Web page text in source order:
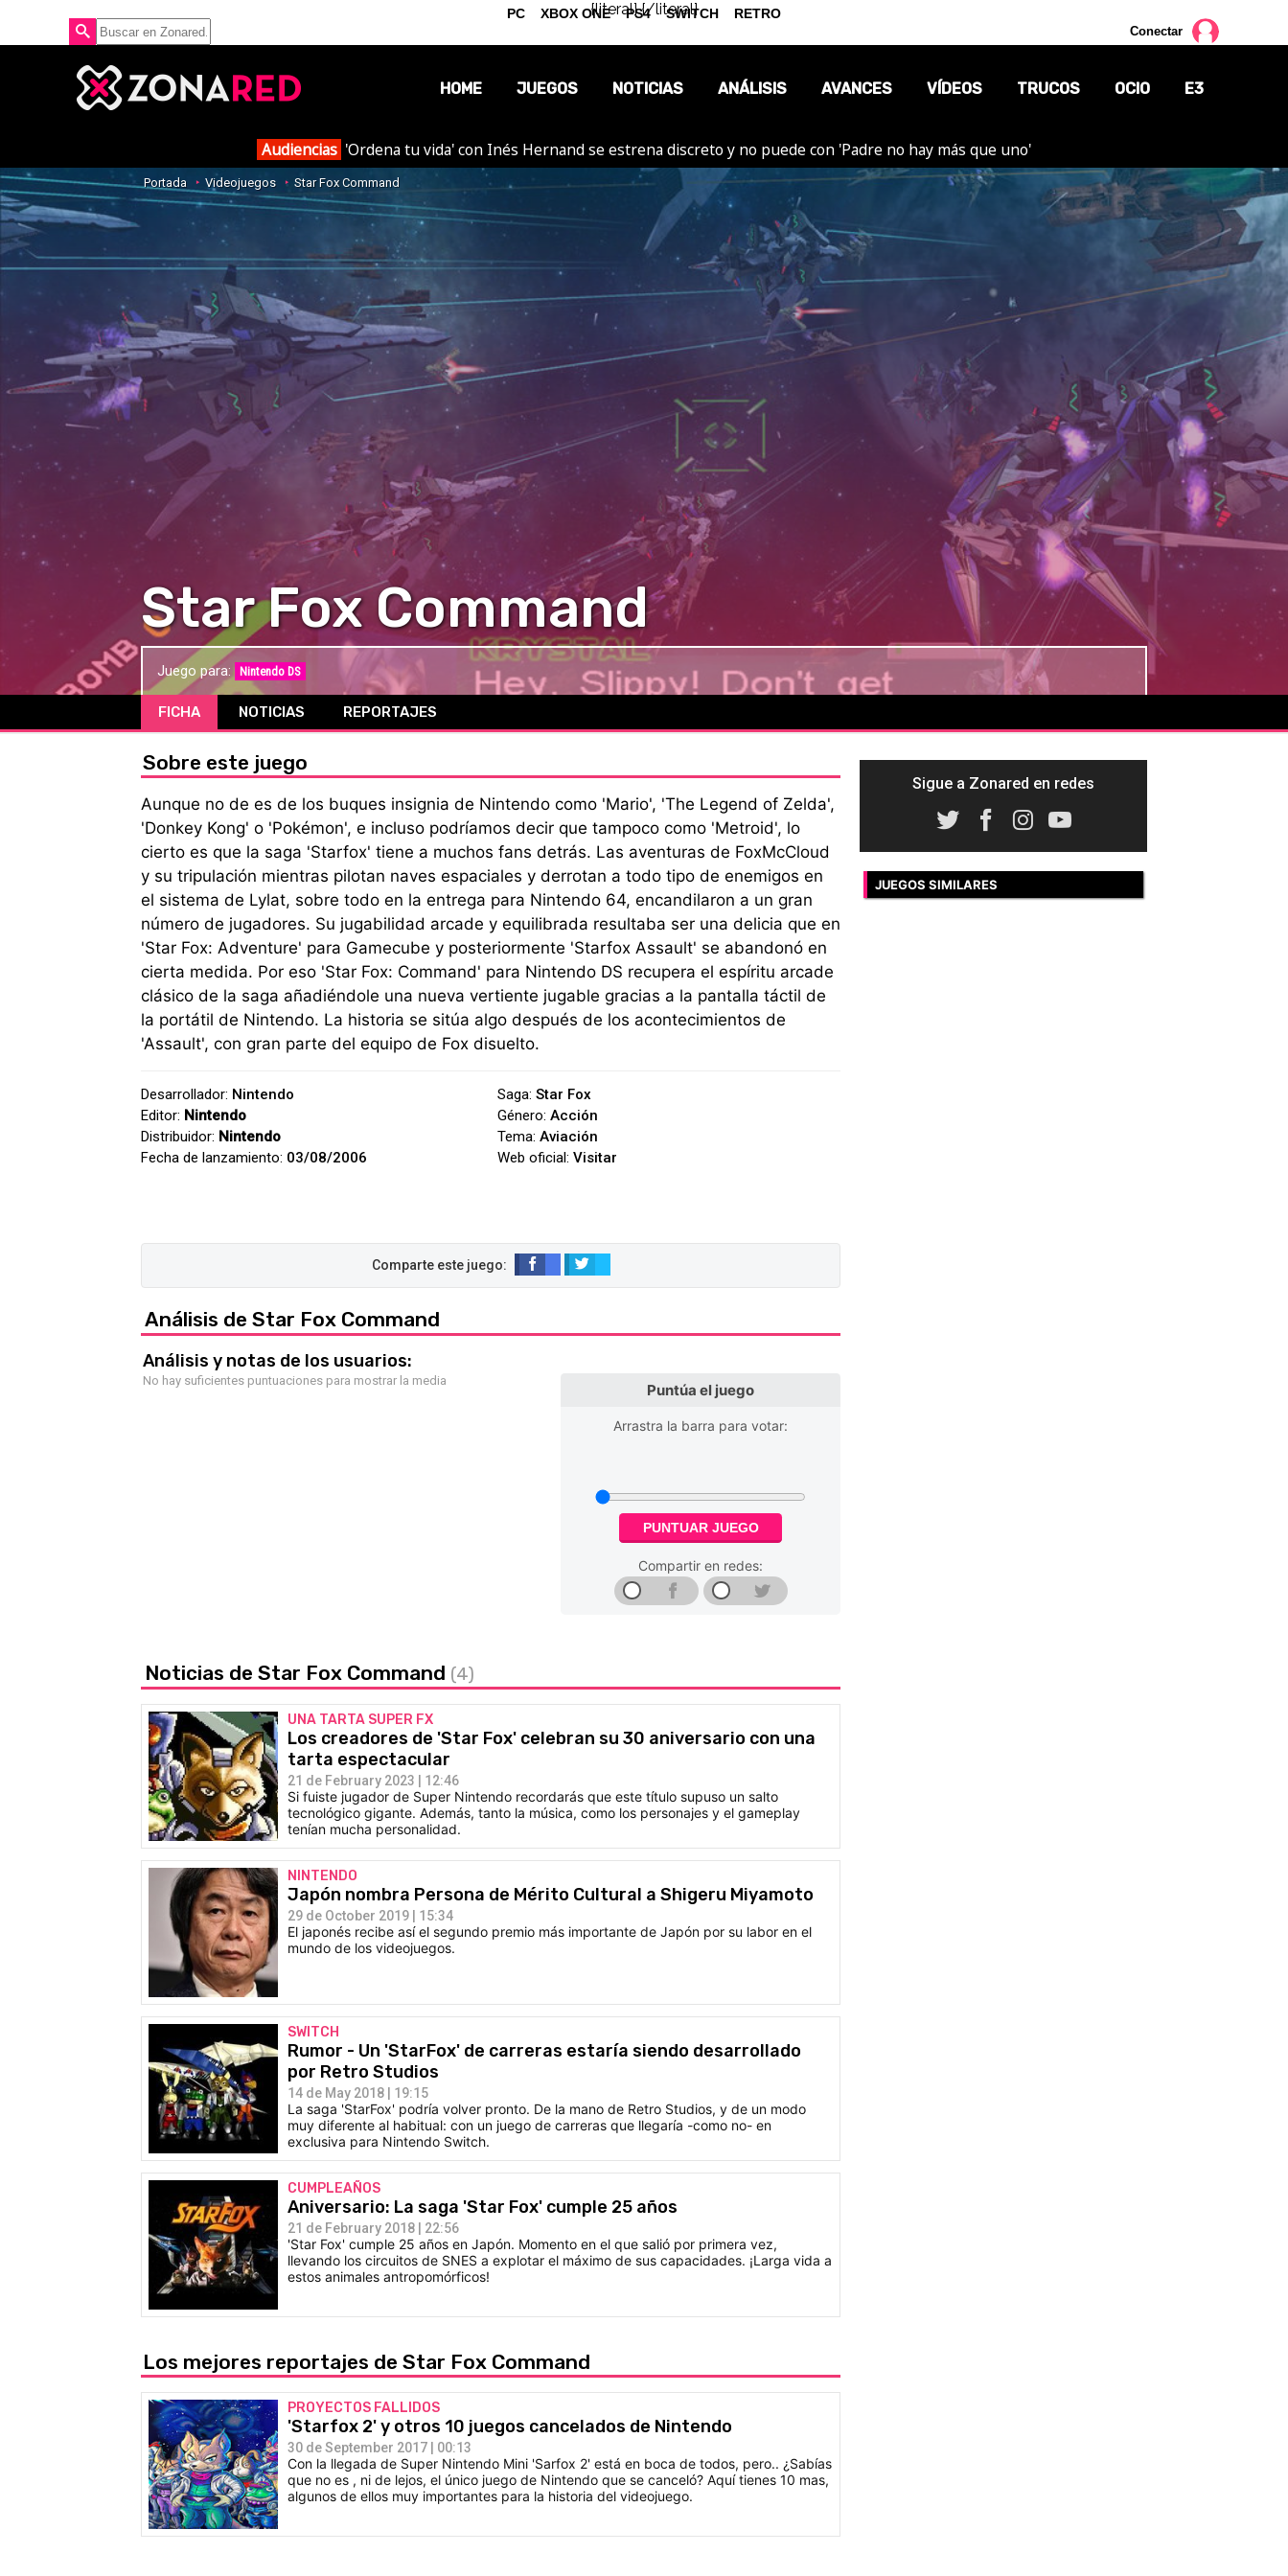
{literal}{/literal}
Conectar
HOME JUEGOS NOTICIAS
OPINIÓN
REPORTAJES
ANÁLISIS AVANCES VÍDEOS TRUCOS OCIO
TV
CÓMICS
E3
Audiencias 'Ordena tu vida' con Inés Hernand se estrena discreto y no puede con 'Padre no hay más que uno'
Portada Videojuegos Star Fox Command
Star Fox Command
Juego para: Nintendo DS
FICHA NOTICIAS REPORTAJES
Sobre este juego
Aunque no de es de los buques insignia de Nintendo como 'Mario', 'The Legend of Zelda',
'Donkey Kong' o 'Pokémon', e incluso podríamos decir que tampoco como 'Metroid', lo
cierto es que la saga 'Starfox' tiene a muchos fans detrás. Las aventuras de FoxMcCloud
y su tripulación mientras pilotan naves espaciales y derrotan a todo tipo de enemigos en
el sistema de Lylat, sobre todo en la entrega para Nintendo 64, encandilaron a un gran
número de jugadores. Su jugabilidad arcade y equilibrada resultaba ser una delicia que en
'Star Fox: Adventure' para Gamecube y posteriormente 'Starfox Assault' se abandonó en
cierta medida. Por eso 'Star Fox: Command' para Nintendo DS recupera el espíritu arcade
clásico de la saga añadiéndole una nueva vertiente jugable gracias a la pantalla táctil de
la portátil de Nintendo. La historia se sitúa algo después de los acontecimientos de
'Assault', con gran parte del equipo de Fox disuelto.
Desarrollador: Nintendo
Editor: Nintendo
Distribuidor: Nintendo
Fecha de lanzamiento: 03/08/2006
Saga:Star Fox
Género:Acción
Tema:Aviación
Web oficial:Visitar
Análisis de Star Fox Command
Análisis y notas de los usuarios:
No hay suficientes puntuaciones para mostrar la media
Puntúa el juego
Arrastra la barra para votar:
PUNTUAR JUEGO
Compartir en redes:
Noticias de Star Fox Command (4)
UNA TARTA SUPER FX
Los creadores de 'Star Fox' celebran su 30 aniversario con una
tarta espectacular
21 de February 2023 | 12:46
Si fuiste jugador de Super Nintendo recordarás que este título supuso un salto
tecnológico gigante. Además, tanto la música, como los personajes y el gameplay
tenían mucha personalidad.
NINTENDO
Japón nombra Persona de Mérito Cultural a Shigeru Miyamoto
29 de October 2019 | 15:34
El japonés recibe así el segundo premio más importante de Japón por su labor en el
mundo de los videojuegos.
SWITCH
Rumor - Un 'StarFox' de carreras estaría siendo desarrollado
por Retro Studios
14 de May 2018 | 19:15
La saga 'StarFox' podría volver pronto. De la mano de Retro Studios, y de un modo
muy diferente al habitual: con un juego de carreras que llegaría -como no- en
exclusiva para Nintendo Switch.
CUMPLEAÑOS
Aniversario: La saga 'Star Fox' cumple 25 años
21 de February 2018 | 22:56
'Star Fox' cumple 25 años en Japón. Momento en el que salió por primera vez,
llevando los circuitos de SNES a explotar el máximo de sus capacidades. ¡Larga vida a
estos animales antropomórficos!
Los mejores reportajes de Star Fox Command
PROYECTOS FALLIDOS
'Starfox 2' y otros 10 juegos cancelados de Nintendo
30 de September 2017 | 00:13
Con la llegada de Super Nintendo Mini 'Sarfox 2' está en boca de todos, pero.. ¿Sabías
que no es , ni de lejos, el único juego de Nintendo que se canceló? Aquí tienes 10 mas,
algunos de ellos muy importantes para la historia del videojuego.
Sigue a Zonared en redes
JUEGOS SIMILARES
PC XBOX ONE PS4 SWITCH RETRO